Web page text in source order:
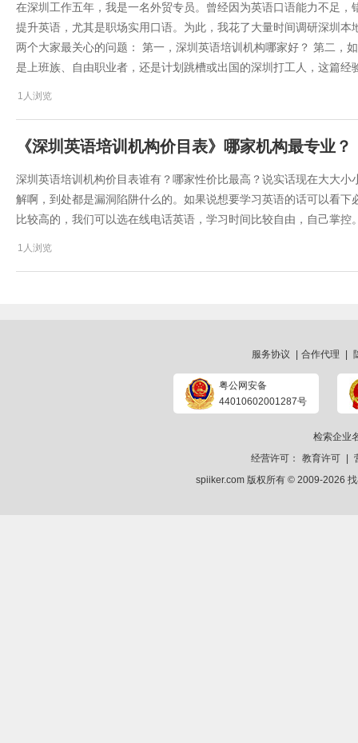
在深圳工作五年，我是一名外贸专员。曾经因为英语口语能力不足
提升英语，尤其是职场实用口语。为此，我花了大量时间调研深圳
两个大家最关心的问题： 第一，深圳英语培训机构哪家好？ 第二，
是上班族、自由职业者，还是计划跳槽或出国的深圳打工人，这篇经
1人浏览
《深圳英语培训机构价目表》哪家机构最专业？
深圳英语培训机构价目表谁有？哪家性价比最高？说实话现在大大
解啊，到处都是漏洞陷阱什么的。如果说想要学习英语的话可以看
比较高的，我们可以选在线电话英语，学习时间比较自由，自己掌
1人浏览
服务协议 合作代理
粤公网安备
44010602001287号
检索企业
经营许可：
教育许可
spiiker.com 版权所有 © 2009-2026